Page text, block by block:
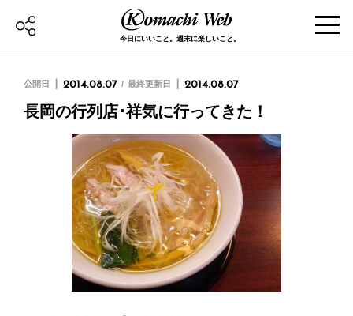
今日にいいこと。週末に楽しいこと。
公開日 2014.08.07 最終更新日 2014.08.07
長岡の行列店･祥気に行ってきた！